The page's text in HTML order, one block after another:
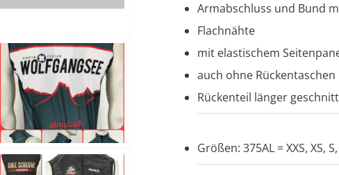
Armabschluss und Bund
Flachnähte
mit elastischem
auch ohne Rückentaschen
Rückenteil länger
Größen: 375AL = XXS, XS,